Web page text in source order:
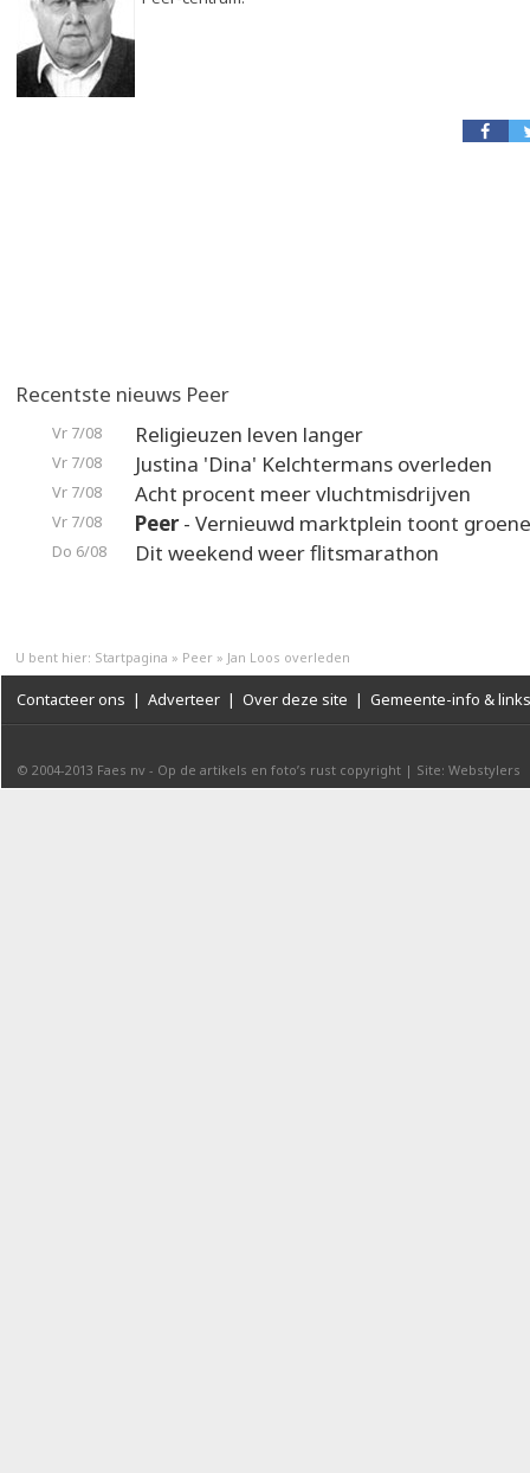
Recentste nieuws Peer
Vr 7/08 Religieuzen leven langer
Vr 7/08 Justina 'Dina' Kelchtermans overleden
Vr 7/08 Acht procent meer vluchtmisdrijven
Vr 7/08 Peer- Vernieuwd marktplein toont
Do 6/08 Dit weekend weer flitsmarathon
U bent hier: Startpagina » Peer » Jan Loos overleden
Contacteer ons | Adverteer | Over deze site | Gemeente-info & links
© 2004-2013 Faes nv - Op de artikels en foto’s rust copyright | Site: Webstylers